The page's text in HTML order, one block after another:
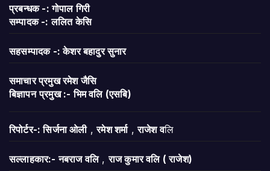
प्रबन्धक -: गोपाल गिरी
सम्पादक -: ललित केसि
सहसम्पादक -: केशर बहादुर सुनार
समाचार प्रमुख रमेश जैसि
बिज्ञापन प्रमुख :- भिम वलि (एसबि)
रिपोर्टर-: सिर्जना ओली,रमेश शर्मा,राजेश वलि
सल्लाहकार:- नबराज वलि,राज कुमार वलि ( राजेश)